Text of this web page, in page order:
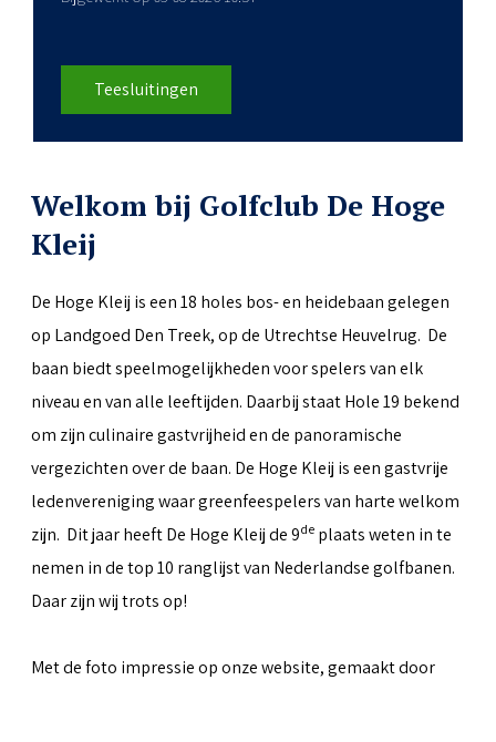
Teesluitingen
Welkom bij Golfclub De Hoge
Kleij
De Hoge Kleij is een 18 holes bos- en heidebaan gelegen
op Landgoed Den Treek, op de Utrechtse Heuvelrug. De
baan biedt speelmogelijkheden voor spelers van elk
niveau en van alle leeftijden. Daarbij staat Hole 19 bekend
om zijn culinaire gastvrijheid en de panoramische
vergezichten over de baan. De Hoge Kleij is een gastvrije
ledenvereniging waar greenfeespelers van harte welkom
zijn. Dit jaar heeft De Hoge Kleij de 9de plaats weten in te
nemen in de top 10 ranglijst van Nederlandse golfbanen.
Daar zijn wij trots op!
Met de foto impressie op onze website, gemaakt door